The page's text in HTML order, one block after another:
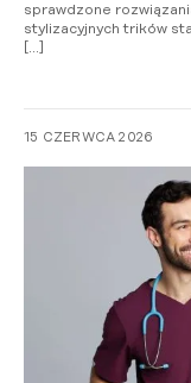
sprawdzone
stylizacyjnych trików
[…]
15 CZERWCA 2026